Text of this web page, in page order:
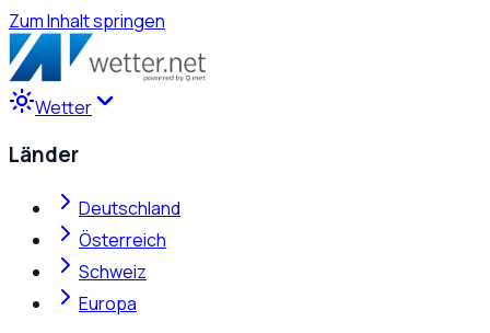
Zum Inhalt springen
Wetter
Länder
Deutschland
Österreich
Schweiz
Europa